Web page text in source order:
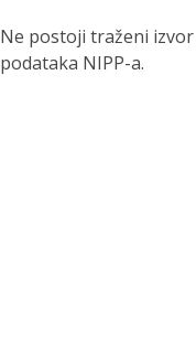
Ne postoji traženi
podataka NIPP-a.